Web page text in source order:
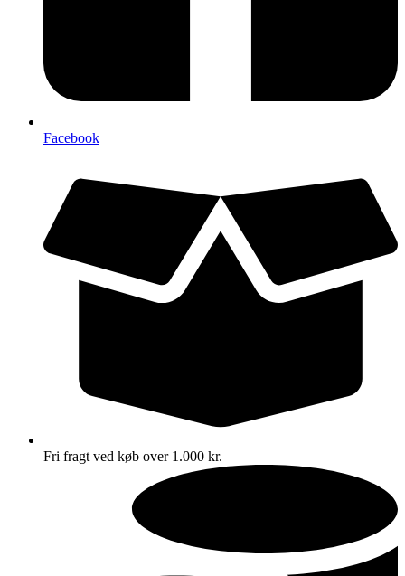
Facebook
Fri fragt ved køb over 1.000 kr.